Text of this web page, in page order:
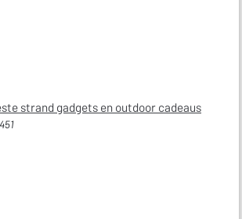
strand gadgets en outdoor cadeaus